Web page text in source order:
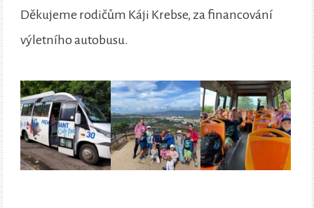
Děkujeme rodičům Káji Krebse, za financování
výletního autobusu.